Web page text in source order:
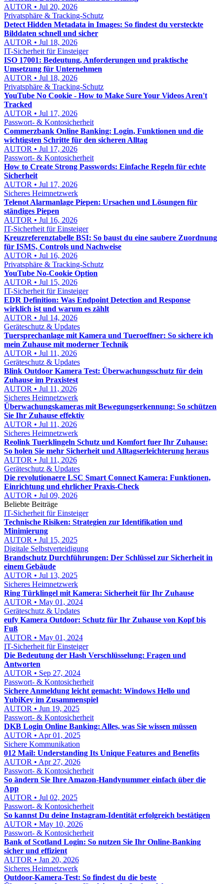
AUTOR • Jul 20, 2026
Privatsphäre & Tracking-Schutz
Detect Hidden Metadata in Images: So findest du versteckte
Bilddaten schnell und sicher
AUTOR • Jul 18, 2026
IT-Sicherheit für Einsteiger
ISO 17001: Bedeutung, Anforderungen und praktische
Umsetzung für Unternehmen
AUTOR • Jul 18, 2026
Privatsphäre & Tracking-Schutz
YouTube No Cookie - How to Make Sure Your Videos Aren't
Tracked
AUTOR • Jul 17, 2026
Passwort- & Kontosicherheit
Commerzbank Online Banking: Login, Funktionen und die
wichtigsten Schritte für den sicheren Alltag
AUTOR • Jul 17, 2026
Passwort- & Kontosicherheit
How to Create Strong Passwords: Einfache Regeln für echte
Sicherheit
AUTOR • Jul 17, 2026
Sicheres Heimnetzwerk
Telenot Alarmanlage Piepen: Ursachen und Lösungen für
ständiges Piepen
AUTOR • Jul 16, 2026
IT-Sicherheit für Einsteiger
Kreuzreferenztabelle BSI: So baust du eine saubere Zuordnung
für ISMS, Controls und Nachweise
AUTOR • Jul 16, 2026
Privatsphäre & Tracking-Schutz
YouTube No-Cookie Option
AUTOR • Jul 15, 2026
IT-Sicherheit für Einsteiger
EDR Definition: Was Endpoint Detection and Response
wirklich ist und warum es zählt
AUTOR • Jul 14, 2026
Geräteschutz & Updates
Tuersprechanlage mit Kamera und Tueroeffner: So sichere ich
mein Zuhause mit moderner Technik
AUTOR • Jul 11, 2026
Geräteschutz & Updates
Blink Outdoor Kamera Test: Überwachungsschutz für dein
Zuhause im Praxistest
AUTOR • Jul 11, 2026
Sicheres Heimnetzwerk
Überwachungskameras mit Bewegungserkennung: So schützen
Sie Ihr Zuhause effektiv
AUTOR • Jul 11, 2026
Sicheres Heimnetzwerk
Reolink Tuerklingeln Schutz und Komfort fuer Ihr Zuhause:
So holen Sie mehr Sicherheit und Alltagserleichterung heraus
AUTOR • Jul 11, 2026
Geräteschutz & Updates
Die revolutionaere LSC Smart Connect Kamera: Funktionen,
Einrichtung und ehrlicher Praxis-Check
AUTOR • Jul 09, 2026
Beliebte Beiträge
IT-Sicherheit für Einsteiger
Technische Risiken: Strategien zur Identifikation und
Minimierung
AUTOR • Jul 15, 2025
Digitale Selbstverteidigung
Brandschutz Durchführungen: Der Schlüssel zur Sicherheit in
einem Gebäude
AUTOR • Jul 13, 2025
Sicheres Heimnetzwerk
Ring Türklingel mit Kamera: Sicherheit für Ihr Zuhause
AUTOR • May 01, 2024
Geräteschutz & Updates
eufy Kamera Outdoor: Schutz für Ihr Zuhause von Kopf bis
Fuß
AUTOR • May 01, 2024
IT-Sicherheit für Einsteiger
Die Bedeutung der Hash Verschlüsselung: Fragen und
Antworten
AUTOR • Sep 27, 2024
Passwort- & Kontosicherheit
Sichere Anmeldung leicht gemacht: Windows Hello und
YubiKey im Zusammenspiel
AUTOR • Jun 19, 2025
Passwort- & Kontosicherheit
DKB Login Online Banking: Alles, was Sie wissen müssen
AUTOR • Apr 01, 2025
Sichere Kommunikation
012 Mail: Understanding Its Unique Features and Benefits
AUTOR • Apr 27, 2026
Passwort- & Kontosicherheit
So ändern Sie Ihre Amazon-Handynummer einfach über die
App
AUTOR • Jul 02, 2025
Passwort- & Kontosicherheit
So kannst Du deine Instagram-Identität erfolgreich bestätigen
AUTOR • May 10, 2026
Passwort- & Kontosicherheit
Bank of Scotland Login: So nutzen Sie Ihr Online-Banking
sicher und effizient
AUTOR • Jan 20, 2026
Sicheres Heimnetzwerk
Outdoor-Kamera-Test: So findest du die beste